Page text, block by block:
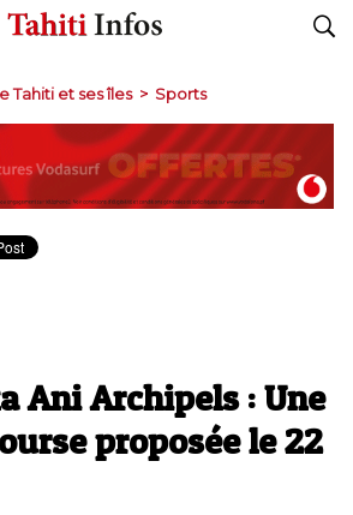
Tahiti et ses îles > Sports
Ani Archipels : Une
proposée le 22